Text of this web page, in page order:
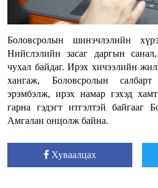
Боловсролын шинэчлэлийн
Нийслэлийн засаг даргын
чухал байдаг. Ирэх хичээлийн
хангаж, Боловсролын салбарт
эрэмбэлж, ирэх намар гэхэд
гарна гэдэгт итгэлтэй байгааг
Амгалан онцолж байна.
Хуваалцах